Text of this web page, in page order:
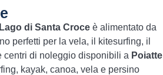
Lago di Santa Croceè alimentato da
perfetti per la vela, il kitesurfing, il
centri di noleggio disponibili a Poiatte
kayak, canoa, vela e persino